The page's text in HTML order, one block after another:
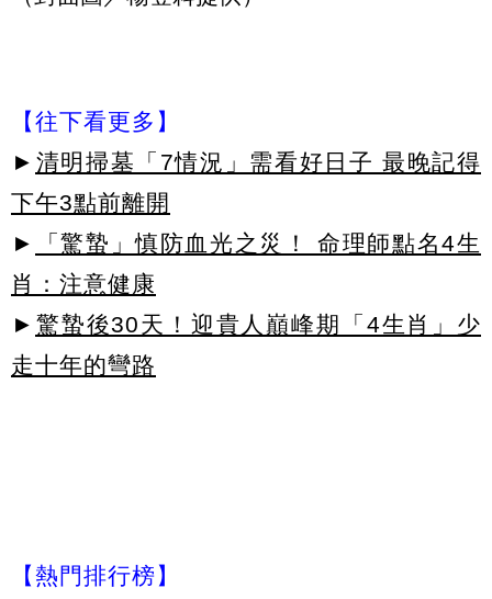
【往下看更多】
► 清明掃墓「7情況」需看好日子 最晚記得
下午3點前離開
►
「驚蟄」慎防血光之災！ 命理師點名4生
肖：注意健康
► 驚蟄後30天！迎貴人巔峰期「4生肖」少
走十年的彎路
【熱門排行榜】